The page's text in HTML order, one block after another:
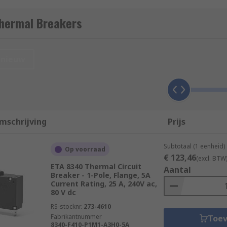
overload or short circuit is detected. Thermal magnetic
overcurrent than a simple fuse. Fuses simply
to break the flow of current in automotive circuits, in
for smaller overcurrents over a longer period of time,
will be a small overcurrent each time the engine is
for?
Breakers
Prijs
Op voorraad
ETA 8340 Thermal Circuit
Breaker - 1-Pole, Flange, 5A
Current Rating, 25 A, 240V ac,
80 V dc
RS-stocknr. 273-4610
Fabrikantnummer
8340-F410-P1M1-A3H0-5A
Subtotaal (1 eenheid)
€ 123,46(excl. BTW)
Aantal